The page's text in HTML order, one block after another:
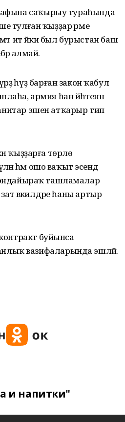
саҡырыу тураһында
тулған ҡыҙҙар әрме
итә йәки был бурыстан баш
алмай.
һүҙ барған закон ҡабул
армия һан йәһәтенән
эшен атҡарыр тип
ҡыҙҙарға төрлө
һәм ошо ваҡыт эсендә
ташламалар
зат вәкилдәре һаны артыр
буйынса
вазифаларында эшләй.
и напитки"